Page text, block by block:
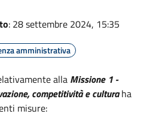
: 28 settembre 2024, 15:35
amministrativa
alla Missione 1 -
competitività e culturaha
misure: